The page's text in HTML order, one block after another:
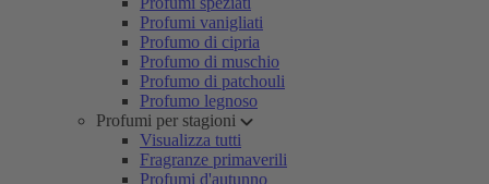
Profumi vanigliati
Profumo di cipria
Profumo di muschio
Profumo di patchouli
Profumo legnoso
Profumi per stagioni
Visualizza tutti
Fragranze primaverili
Profumi d'autunno